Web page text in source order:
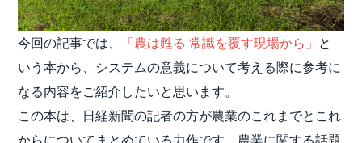
今回の記事では、 「農は甦る 常識を覆す現場から」 と
いう本から、システムの意義について考える際に参考に
なる内容をご紹介したいと思います。
この本は、日経新聞の記者の方が農業のこれまでとこれ
からについてまとめている力作です。農業に関する話題